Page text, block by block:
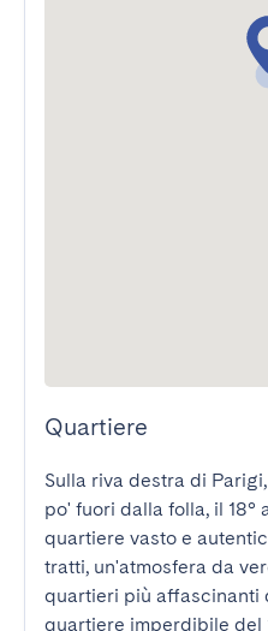
Quartiere
Sulla riva destra di
po' fuori dalla folla, il 18°
quartiere vasto e
tratti, un'atmosfera da
quartieri più affascinanti
quartiere imperdibile del